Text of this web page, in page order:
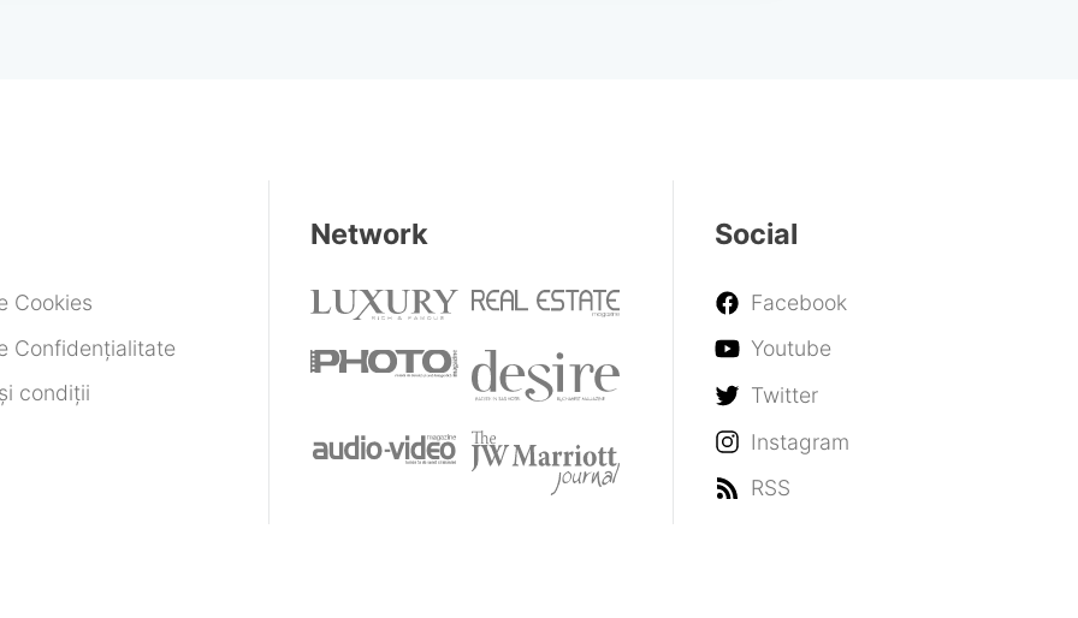
Cookies
Confidențialitate
condiții
Network Social
Facebook
Youtube
Twitter
Instagram
RSS